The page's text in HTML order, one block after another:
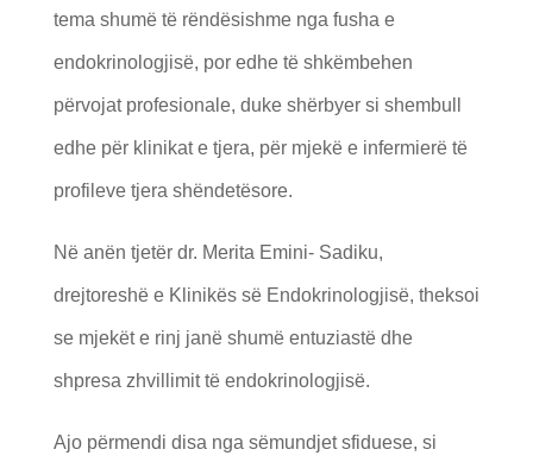
tema shumë të rëndësishme nga fusha e
endokrinologjisë, por edhe të shkëmbehen
përvojat profesionale, duke shërbyer si shembull
edhe për klinikat e tjera, për mjekë e infermierë të
profileve tjera shëndetësore.
Në anën tjetër dr. Merita Emini- Sadiku,
drejtoreshë e Klinikës së Endokrinologjisë, theksoi
se mjekët e rinj janë shumë entuziastë dhe
shpresa zhvillimit të endokrinologjisë.
Ajo përmendi disa nga sëmundjet sfiduese, si